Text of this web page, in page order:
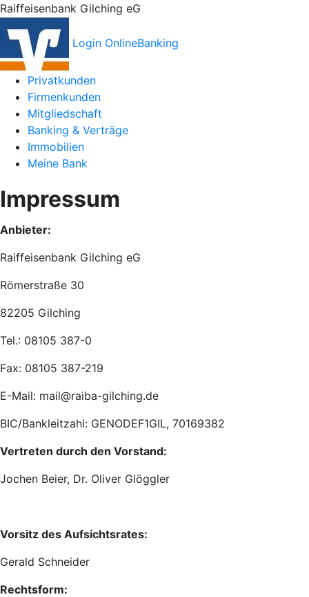
Raiffeisenbank Gilching eG
Login OnlineBanking
Privatkunden
Firmenkunden
Mitgliedschaft
Banking & Verträge
Immobilien
Meine Bank
Impressum
Anbieter:
Raiffeisenbank Gilching eG
Römerstraße 30
82205 Gilching
Tel.: 08105 387-0
Fax: 08105 387-219
E-Mail: mail@raiba-gilching.de
BIC/Bankleitzahl: GENODEF1GIL, 70169382
Vertreten durch den Vorstand:
Jochen Beier, Dr. Oliver Glöggler
Vorsitz des Aufsichtsrates:
Gerald Schneider
Rechtsform: